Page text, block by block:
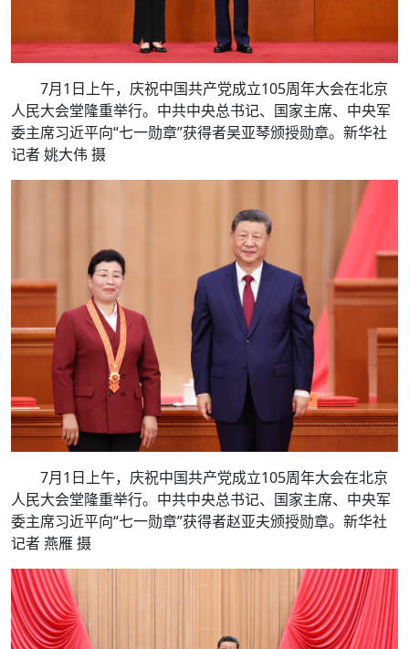
7月1日上午，庆祝中国共产党成立105周年大会在北京
人民大会堂隆重举行。中共中央总书记、国家主席、中央军
委主席习近平向“七一勋章”获得者吴亚琴颁授勋章。新华社
记者 姚大伟 摄
7月1日上午，庆祝中国共产党成立105周年大会在北京
人民大会堂隆重举行。中共中央总书记、国家主席、中央军
委主席习近平向“七一勋章”获得者赵亚夫颁授勋章。新华社
记者 燕雁 摄